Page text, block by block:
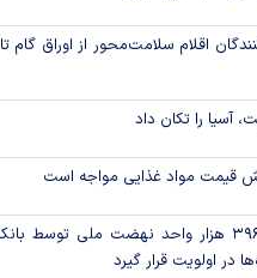
آسیا را تکان داد
قیمت مواد غذایی مواجه است
تأمین مالی ۳۹۶ هزار واحد نهضت ملی
در اولویت قرار گیرد